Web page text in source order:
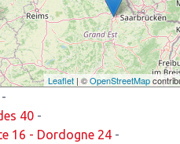
Leaflet| ©OpenStreetMap
-
40 -
16 - Dordogne 24 -